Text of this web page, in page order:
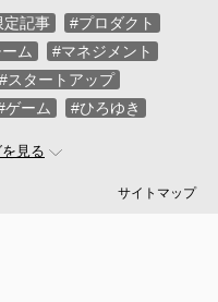
定記事
#プロダクト
ム
#マネジメント
#スタートアップ
ゲーム
#ひろゆき
見る
サイトマップ